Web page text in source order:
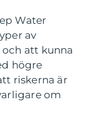
Water
av
att kunna
högre
riskerna är
om